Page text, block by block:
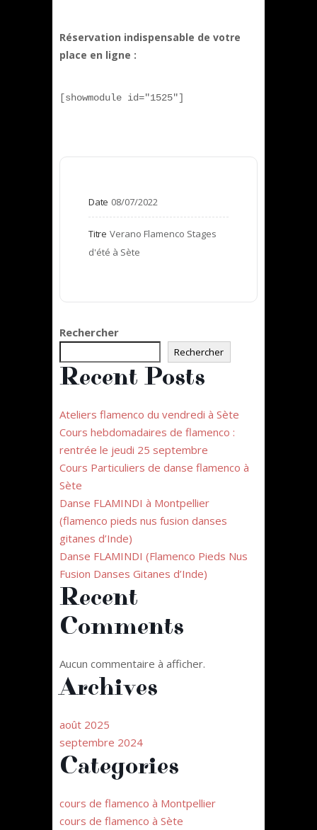
Réservation indispensable de votre
place en ligne :
[showmodule id="1525"]
Date 08/07/2022
Titre Verano Flamenco Stages
d'été à Sète
Rechercher
Rechercher
Recent Posts
Ateliers flamenco du vendredi à Sète
Cours hebdomadaires de flamenco :
rentrée le jeudi 25 septembre
Cours Particuliers de danse flamenco à
Sète
Danse FLAMINDI à Montpellier
(flamenco pieds nus fusion danses
gitanes d’Inde)
Danse FLAMINDI (Flamenco Pieds Nus
Fusion Danses Gitanes d’Inde)
Recent
Comments
Aucun commentaire à afficher.
Archives
août 2025
septembre 2024
Categories
cours de flamenco à Montpellier
cours de flamenco à Sète